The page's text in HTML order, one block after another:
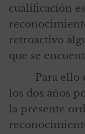
cualificación
retroactivo
que se
Para ello
los dos años
la presente